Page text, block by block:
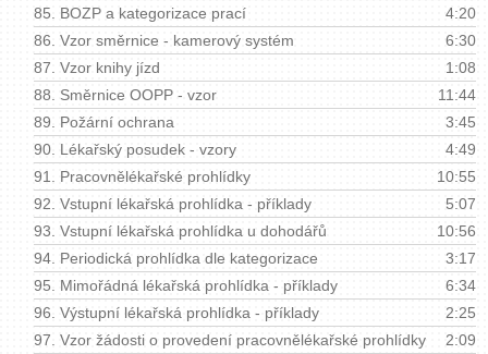
85. BOZP a kategorizace prací
4:20
86. Vzor směrnice - kamerový systém
6:30
87. Vzor knihy jízd
1:08
88. Směrnice OOPP - vzor
11:44
89. Požární ochrana
3:45
90. Lékařský posudek - vzory
4:49
91. Pracovnělékařské prohlídky
10:55
92. Vstupní lékařská prohlídka - příklady
5:07
93. Vstupní lékařská prohlídka u dohodářů
10:56
94. Periodická prohlídka dle kategorizace
3:17
95. Mimořádná lékařská prohlídka - příklady
6:34
96. Výstupní lékařská prohlídka - příklady
2:25
97. Vzor žádosti o provedení pracovnělékařské prohlídky 2:09